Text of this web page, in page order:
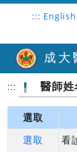
::: English
成大
::: 醫師
選取
選取
看